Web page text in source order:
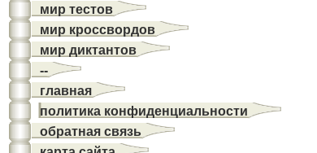
мир тестов
мир кроссвордов
мир диктантов
--
главная
политика конфиденциальности
обратная связь